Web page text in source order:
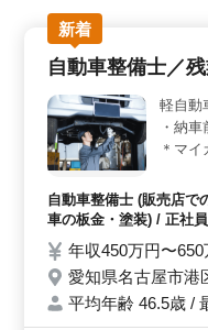
休暇が取りやすいた
職場環境が整ってい
ており、長く安心し
＜キャリア活用＞ 自
求人で自身の経験や技
す。さまざまな車種に
や納車整備など、幅広
更に磨くチャンスが
＞ 農協前バス停駅か
また、車通勤も可能
ことができます。この
方々が長く安心して勤
新着
自動車整備士／
軽自動
・納
＊マ
＊残業
募集し
自動車整備士 (販売店で
車の板金・塗装) / 正社
年収450万円〜
愛知県名古屋市港
平均年齢 46.5歳 /